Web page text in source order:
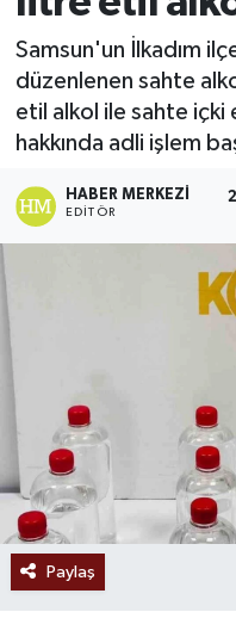
Samsun'un İlkadım
düzenlenen sahte
etil alkol ile sahte içki
hakkında adli işlem
HABER MERKEZI
EDITÖR
Paylaş
Ekonomi
Sağlık